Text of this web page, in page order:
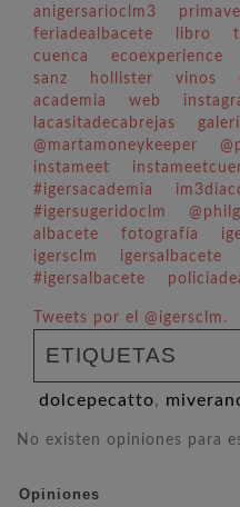
anigersarioclm3
feriadealbacete
libro
cuenca
ecoexperience
sanz
hollister vinos
academia
web
lacasitadecabrejas
@martamoneykeeper
instameet
#igersacademia
#igersugeridoclm
albacete
fotografía
igersclm
igersalbacete
#igersalbacete
Tweets por el @igersclm.
ETIQUETAS
dolcepecatto,
No existen opiniones para
Opiniones